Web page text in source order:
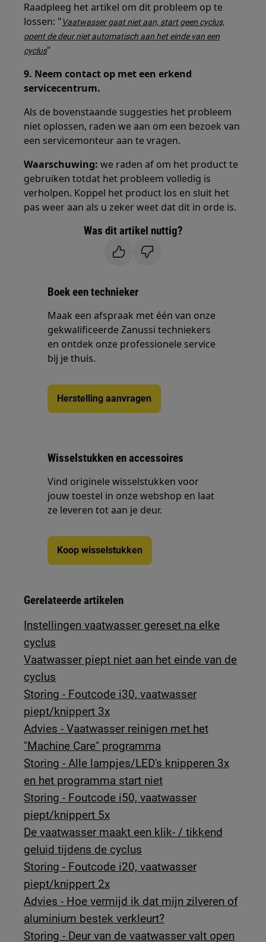
Raadpleeg het artikel om dit probleem op te
lossen: "Vaatwasser gaat niet aan, start geen cyclus,
opent de deur niet automatisch aan het einde van een
cyclus"
9. Neem contact op met een erkend
servicecentrum.
Als de bovenstaande suggesties het probleem
niet oplossen, raden we aan om een bezoek van
een servicemonteur aan te vragen.
Waarschuwing: we raden af om het product te
gebruiken totdat het probleem volledig is
verholpen. Koppel het product los en sluit het
pas weer aan als u zeker weet dat dit in orde is.
Was dit artikel nuttig?
Boek een technieker
Maak een afspraak met één van onze
gekwalificeerde Zanussi techniekers
en ontdek onze professionele service
bij je thuis.
Herstelling aanvragen
Wisselstukken en accessoires
Vind originele wisselstukken voor
jouw toestel in onze webshop en laat
ze leveren tot aan je deur.
Koop wisselstukken
Gerelateerde artikelen
Instellingen vaatwasser gereset na elke
cyclus
Vaatwasser piept niet aan het einde van de
cyclus
Storing - Foutcode i30, vaatwasser
piept/knippert 3x
Advies - Vaatwasser reinigen met het
"Machine Care" programma
Storing - Alle lampjes/LED's knipperen 3x
en het programma start niet
Storing - Foutcode i50, vaatwasser
piept/knippert 5x
De vaatwasser maakt een klik- / tikkend
geluid tijdens de cyclus
Storing - Foutcode i20, vaatwasser
piept/knippert 2x
Advies - Hoe vermijd ik dat mijn zilveren of
aluminium bestek verkleurt?
Storing - Deur van de vaatwasser valt open